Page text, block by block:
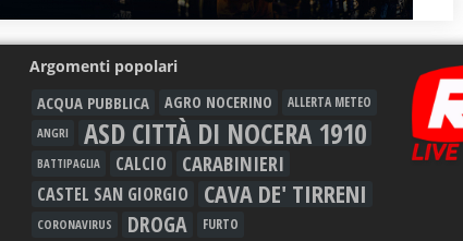
Argomenti popolari
ACQUA PUBBLICA AGRO NOCERINO
ALLERTA METEO
ANGRI
ASD CITTÀ DI NOCERA 1910
BATTIPAGLIA CALCIO CARABINIERI
CASTEL SAN GIORGIO CAVA DE' TIRRENI
CORONAVIRUS DROGA FURTO